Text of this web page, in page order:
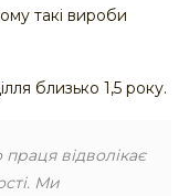
такі вироби
близько 1,5 року.
відволікає
Ми